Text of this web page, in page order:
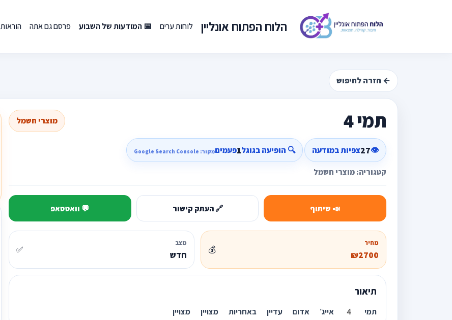
הלוח הפתוח אונליין לוחות ערים 📅 המודעות של השבוע פרסם גם אתה הוראות
← חזרה לחיפוש
תמי 4
👁️
27צפיות במודעה 🔍 הופיעה בגוגל1פעמיםמקור: Google Search Console
קטגוריה: מוצרי חשמל
מוצרי חשמל
📣 שיתוף 🔗 העתק קישור 💬 וואטסאפ
מחיר
₪2700
💰
מצב
חדש ✅
תיאור
תמי 4 אייג׳ אדום עדיין באחריות מצויין מצויין